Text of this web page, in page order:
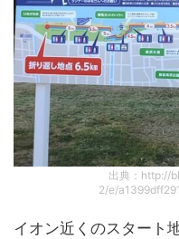
出典：http://
2/e/
イオン近くのスタート